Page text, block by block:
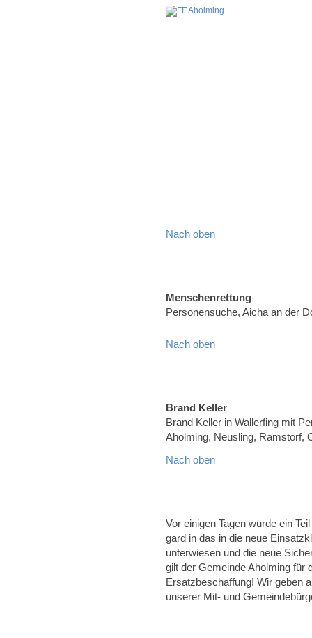
Nach oben
Menschenrettung
Personensuche, Aicha an der
Nach oben
Brand Keller
Brand Keller in Wallerfing mit
Aholming, Neusling, Ramstorf,
Nach oben
Vor einigen Tagen wurde ein
gard in das in die neue
unterwiesen und die neue
gilt der Gemeinde Aholming für
Ersatzbeschaffung! Wir geben
unserer Mit- und